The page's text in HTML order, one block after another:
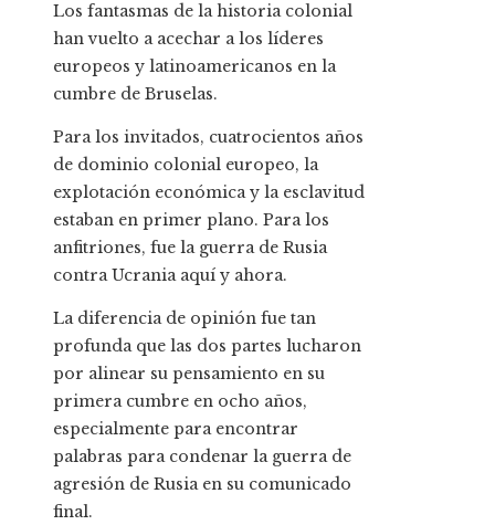
Los fantasmas de la historia colonial
han vuelto a acechar a los líderes
europeos y latinoamericanos en la
cumbre de Bruselas.
Para los invitados, cuatrocientos años
de dominio colonial europeo, la
explotación económica y la esclavitud
estaban en primer plano. Para los
anfitriones, fue la guerra de Rusia
contra Ucrania aquí y ahora.
La diferencia de opinión fue tan
profunda que las dos partes lucharon
por alinear su pensamiento en su
primera cumbre en ocho años,
especialmente para encontrar
palabras para condenar la guerra de
agresión de Rusia en su comunicado
final.